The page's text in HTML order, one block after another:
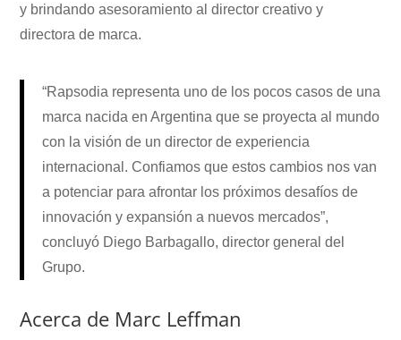
y brindando asesoramiento al director creativo y
directora de marca.
“Rapsodia representa uno de los pocos casos de una
marca nacida en Argentina que se proyecta al mundo
con la visión de un director de experiencia
internacional. Confiamos que estos cambios nos van
a potenciar para afrontar los próximos desafíos de
innovación y expansión a nuevos mercados”,
concluyó Diego Barbagallo, director general del
Grupo.
Acerca de Marc Leffman